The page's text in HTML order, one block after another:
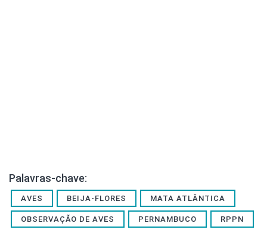
Palavras-chave:
AVES BEIJA-FLORES MATA ATLÂNTICA
OBSERVAÇÃO DE AVES PERNAMBUCO RPPN